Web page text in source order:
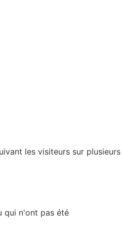
les visiteurs sur plusieurs
qui n'ont pas été